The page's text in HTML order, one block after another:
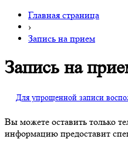
Главная страница
›
Запись на прием
Запись на
Для упрощенной записи
Вы можете оставить только
информацию предоставит